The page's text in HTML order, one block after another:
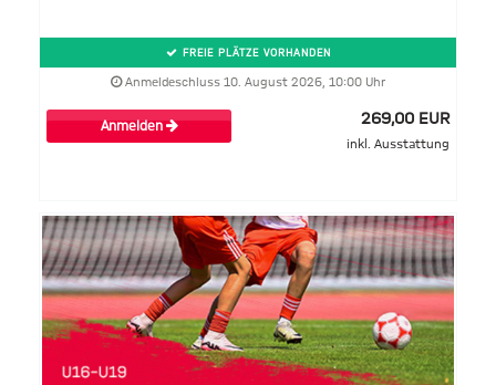
FREIE PLÄTZE VORHANDEN
Anmeldeschluss 10. August 2026, 10:00 Uhr
Anmelden 269,00 EUR
inkl. Ausstattung